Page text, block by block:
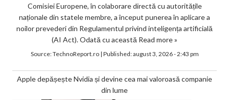
Comisiei Europene, în colaborare directă cu autoritățile
naționale din statele membre, a început punerea în aplicare a
noilor prevederi din Regulamentul privind inteligența artificială
(AI Act). Odată cu această Read more »
Source:TechnoReport.ro| Published:august 3, 2026 - 2:43 pm
Apple depășește Nvidia și devine cea mai valoroasă companie
din lume